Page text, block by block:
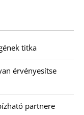
titka
érvényesítse
partnere